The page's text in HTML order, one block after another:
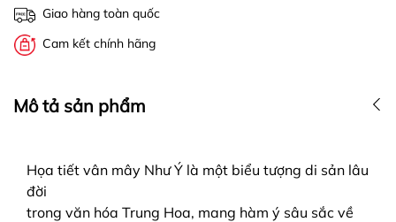
Giao hàng toàn quốc
Cam kết chính hãng
Mô tả sản phẩm
Họa tiết vân mây Như Ý là một biểu tượng di sản lâu
đời
trong văn hóa Trung Hoa, mang hàm ý sâu sắc về